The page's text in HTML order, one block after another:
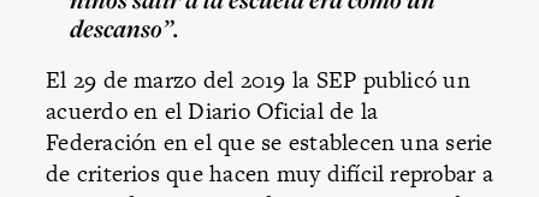
descanso”.
El 29 de marzo del 2019 la SEP publicó un
acuerdo en el Diario Oficial de la
Federación en el que se establecen una serie
de criterios que hacen muy difícil reprobar a